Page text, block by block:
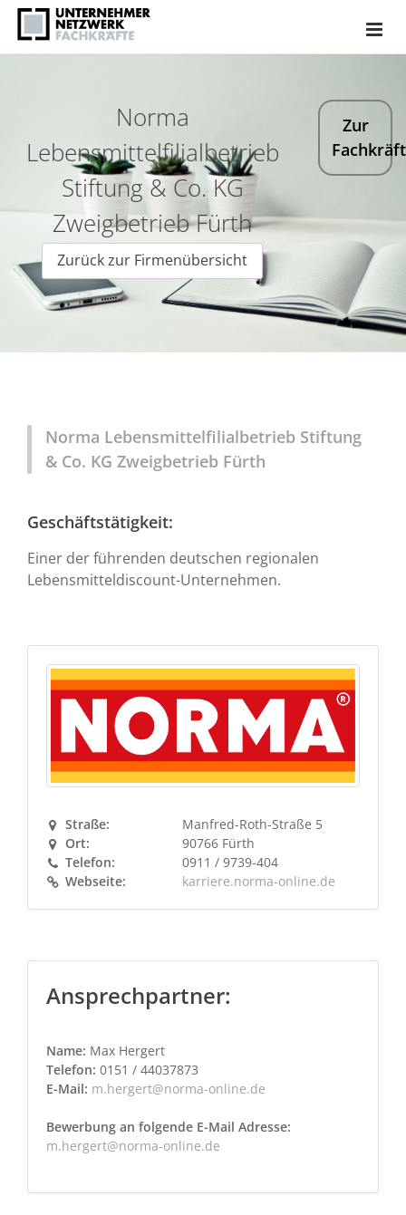
Norma
Lebensmittelfilialbetrieb
Stiftung & Co. KG
Zweigbetrieb Fürth
Zurück zur Firmenübersicht
Zur
Norma Lebensmittelfilialbetrieb Stiftung
& Co. KG Zweigbetrieb Fürth
Geschäftstätigkeit:
Einer der führenden deutschen regionalen
Lebensmitteldiscount-Unternehmen.
Straße:
Manfred-Roth-Straße 5
Ort:
90766 Fürth
Telefon:
0911 / 9739-404
Webseite:
karriere.norma-online.de
Ansprechpartner:
Name: Max Hergert
Telefon: 0151 / 44037873
E-Mail: m.hergert@norma-online.de
Bewerbung an folgende E-Mail Adresse:
m.hergert@norma-online.de